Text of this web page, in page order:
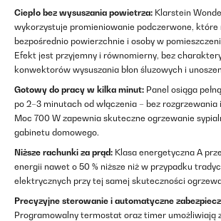
Ciepło bez wysuszania powietrza: Klarstein
wykorzystuje promieniowanie podczerwone, które
bezpośrednio powierzchnie i osoby w
Efekt jest przyjemny i równomierny, bez
konwektorów wysuszania błon śluzowych i
Gotowy do pracy w kilka minut: Panel osiąga
po 2–3 minutach od włączenia – bez rozgrzewania
Moc 700 W zapewnia skuteczne ogrzewanie
gabinetu domowego.
Niższe rachunki za prąd: Klasa energetyczna A
energii nawet o 50 % niższe niż w przypadku
elektrycznych przy tej samej skuteczności
Precyzyjne sterowanie i automatyczne
Programowalny termostat oraz timer umożliwiają